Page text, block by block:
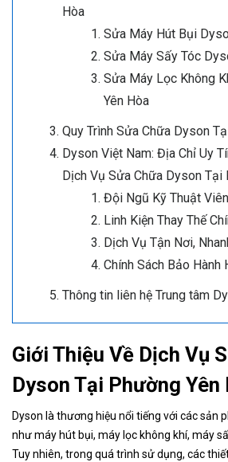
Hòa
Sửa Máy Hút Bụi
Sửa Máy Sấy Tóc
Sửa Máy Lọc Không
Yên Hòa
Quy Trình Sửa Chữa Dyson
Dyson Việt Nam: Địa Chỉ Uy
Dịch Vụ Sửa Chữa Dyson Tại
Đội Ngũ Kỹ Thuật
Linh Kiện Thay Thế
Dịch Vụ Tận Nơi,
Chính Sách Bảo Hành
Thông tin liên hệ Trung tâm
Giới Thiệu Về Dịch Vụ
Dyson Tại Phường Yên
Dyson là thương hiệu nổi tiếng với các sản
như máy hút bụi, máy lọc không khí, máy
Tuy nhiên, trong quá trình sử dụng, các